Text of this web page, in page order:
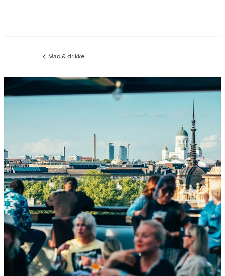
Forrige
:
Mad & drikke